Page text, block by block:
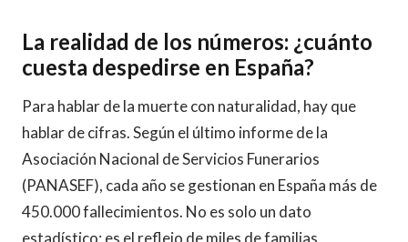
La realidad de los números: ¿cuánto
cuesta despedirse en España?
Para hablar de la muerte con naturalidad, hay que
hablar de cifras. Según el último informe de la
Asociación Nacional de Servicios Funerarios
(PANASEF), cada año se gestionan en España más de
450.000 fallecimientos. No es solo un dato
estadístico; es el reflejo de miles de familias